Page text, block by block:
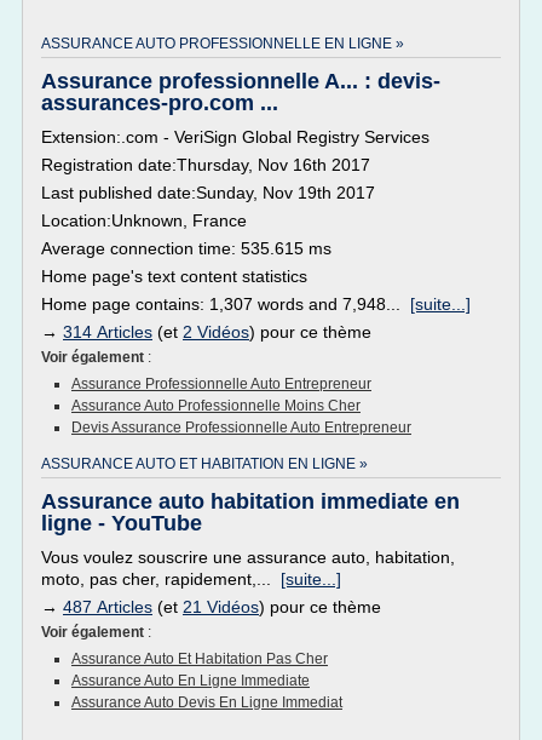
ASSURANCE AUTO PROFESSIONNELLE EN LIGNE »
Assurance professionnelle A... : devis-
assurances-pro.com ...
Extension:.com - VeriSign Global Registry Services
Registration date:Thursday, Nov 16th 2017
Last published date:Sunday, Nov 19th 2017
Location:Unknown, France
Average connection time: 535.615 ms
Home page's text content statistics
Home page contains: 1,307 words and 7,948... [suite...]
→ 314 Articles (et 2 Vidéos) pour ce thème
Voir également :
Assurance Professionnelle Auto Entrepreneur
Assurance Auto Professionnelle Moins Cher
Devis Assurance Professionnelle Auto Entrepreneur
ASSURANCE AUTO ET HABITATION EN LIGNE »
Assurance auto habitation immediate en
ligne - YouTube
Vous voulez souscrire une assurance auto, habitation,
moto, pas cher, rapidement,... [suite...]
→ 487 Articles (et 21 Vidéos) pour ce thème
Voir également :
Assurance Auto Et Habitation Pas Cher
Assurance Auto En Ligne Immediate
Assurance Auto Devis En Ligne Immediat